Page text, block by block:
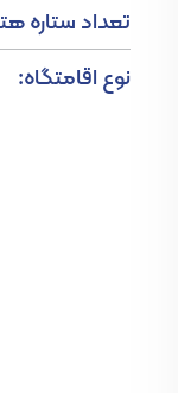
تعداد ستاره
نوع اقامتگاه: